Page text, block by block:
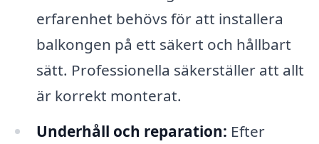
erfarenhet behövs för att installera
balkongen på ett säkert och hållbart
sätt. Professionella säkerställer att allt
är korrekt monterat.
Underhåll och reparation: Efter